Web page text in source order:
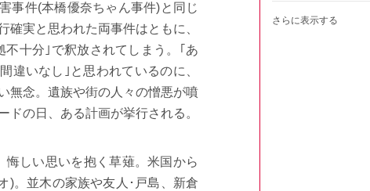
事件(本橋優奈ちゃん事件)と同じ
確実と思われた両事件はともに、
不十分｣で釈放されてしまう。｢あ
違いなし｣と思われているのに、
無念。遺族や街の人々の憎悪が噴
ドの日、ある計画が挙行される。
しい思いを抱く草薙。米国から
)。並木の家族や友人･戸島、新倉
さらに表示する